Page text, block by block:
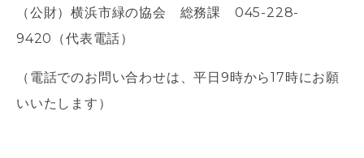
（公財）横浜市緑の協会 総務課 045-228-
9420（代表電話）
（電話でのお問い合わせは、平日9時から17時にお願
いいたします）